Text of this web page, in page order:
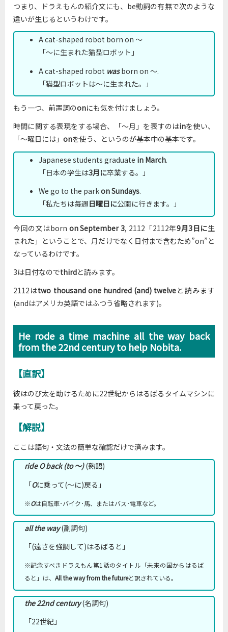
つまり、ドラえもんの紹介文にも、be動詞の有無で次のような
違いが生じるというわけです。
A cat-shaped robot born on ～
「～に生まれた猫型ロボット」
A cat-shaped robot wasborn on ～.
「猫型ロボットは～に生まれた。」
もう一つ、前置詞のonにも気を付けましょう。
時間に関する表現をする場合、「～月」を表すのはinを使い、
「～曜日には」 onを使う、というのが基本中の基本です。
Japanese students graduate in March.
「日本の学生は3月に卒業する。」
We go to the parkon Sundays.
「私たちは毎週日曜日に公園に行きます。」
今回の文はborn on September 3, 2112「2112年9月3日に生
まれた」ということで、月だけでなく日付まで含むため”on”と
なっているわけです。
3は日付なのでthirdと読みます。
2112はtwo thousand one hundred (and) twelveと読みます
(andはアメリカ英語ではふつう省略されます)。
He rode a time machine all the way back
from the 22nd century to help Nobita.
【直訳】
彼はのび太を助けるために22世紀からはるばるタイムマシンに
乗って戻った。
【解説】
ここは語句・文法の簡単な確認だけで済みます。
ride O back (to ～)(熟語)
「Oに乗って(～に)戻る」
※Oは自転車･バイク･馬、またはバス･電車など。
all the way(副詞句)
「(遠さを強調して)はるばると」
※記念すべきドラえもん第1話のタイトル「未来の国からはるば
ると」は、 All the way from the futureと訳されている。
the 22nd century(名詞句)
「22世紀」